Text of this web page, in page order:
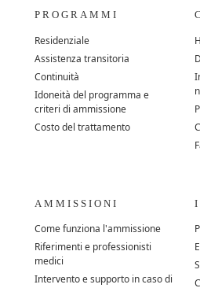
PROGRAMMI
Residenziale
Assistenza transitoria
Continuità
Idoneità del programma e
criteri di ammissione
Costo del trattamento
AMMISSIONI
Come funziona l'ammissione
Riferimenti e professionisti
medici
Intervento e supporto in caso di